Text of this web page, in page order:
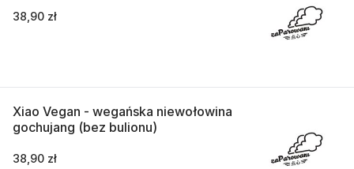
38,90 zł
Xiao Vegan - wegańska niewołowina
gochujang (bez bulionu)
38,90 zł